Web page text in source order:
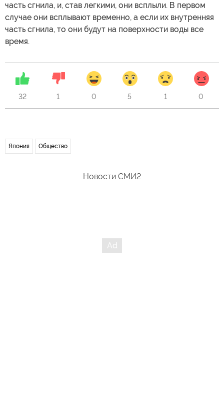
часть сгнила, и, став легкими, они всплыли. В первом
случае они всплывают временно, а если их внутренняя
часть сгнила, то они будут на поверхности воды все
время.
32 1 0 5 1 0
Япония Общество
Новости СМИ2